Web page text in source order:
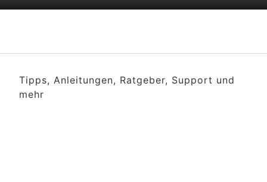
Tipps, Anleitungen, Ratgeber, Support und
mehr